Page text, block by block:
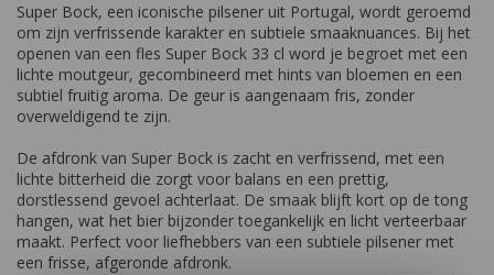
Super Bock, een iconische pilsener uit Portugal, wordt geroemd
om zijn verfrissende karakter en subtiele smaaknuances. Bij het
openen van een fles Super Bock 33 cl word je begroet met een
lichte moutgeur, gecombineerd met hints van bloemen en een
subtiel fruitig aroma. De geur is aangenaam fris, zonder
overweldigend te zijn.
De afdronk van Super Bock is zacht en verfrissend, met een
lichte bitterheid die zorgt voor balans en een prettig,
dorstlessend gevoel achterlaat. De smaak blijft kort op de tong
hangen, wat het bier bijzonder toegankelijk en licht verteerbaar
maakt. Perfect voor liefhebbers van een subtiele pilsener met
een frisse, afgeronde afdronk.